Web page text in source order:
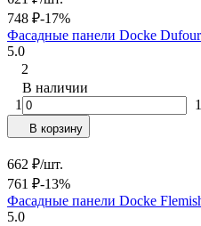
748 ₽-17%
Фасадные панели Docke
5.0
2
В наличии
1
1
В корзину
662 ₽/шт.
761 ₽-13%
Фасадные панели Docke
5.0